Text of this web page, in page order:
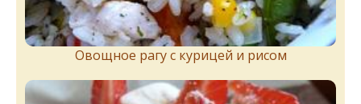
Овощное рагу с курицей и рисом